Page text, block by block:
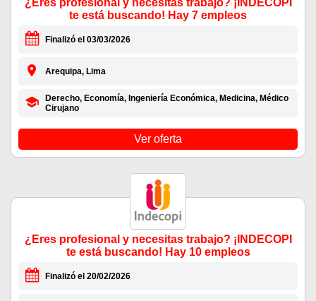
¿Eres profesional y necesitas trabajo? ¡INDECOPI
te está buscando! Hay 7 empleos
Finalizó el 03/03/2026
Arequipa, Lima
Derecho, Economía, Ingeniería Económica, Medicina, Médico
Cirujano
Ver oferta
¿Eres profesional y necesitas trabajo? ¡INDECOPI
te está buscando! Hay 10 empleos
Finalizó el 20/02/2026